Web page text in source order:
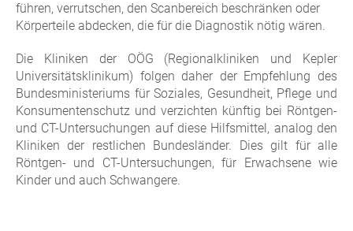
führen, verrutschen, den Scanbereich beschränken oder
Körperteile abdecken, die für die Diagnostik nötig wären.
Die Kliniken der OÖG (Regionalkliniken und Kepler
Universitätsklinikum) folgen daher der Empfehlung des
Bundesministeriums für Soziales, Gesundheit, Pflege und
Konsumentenschutz und verzichten künftig bei Röntgen-
und CT-Untersuchungen auf diese Hilfsmittel, analog den
Kliniken der restlichen Bundesländer. Dies gilt für alle
Röntgen- und CT-Untersuchungen, für Erwachsene wie
Kinder und auch Schwangere.